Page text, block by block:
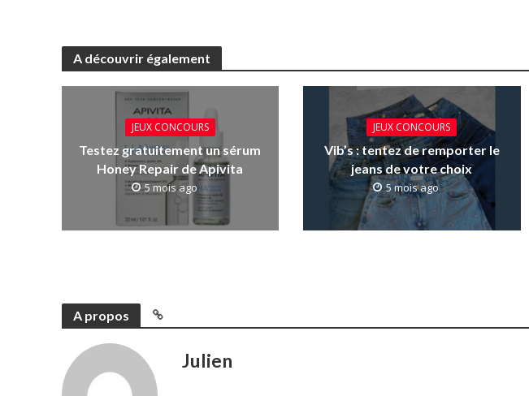
A découvrir également
JEUX CONCOURS
Testez gratuitement un sérum
Honey Repair de Apivita
5 mois ago
JEUX CONCOURS
Vib’s : tentez de remporter le
jeans de votre choix
5 mois ago
A propos
Julien